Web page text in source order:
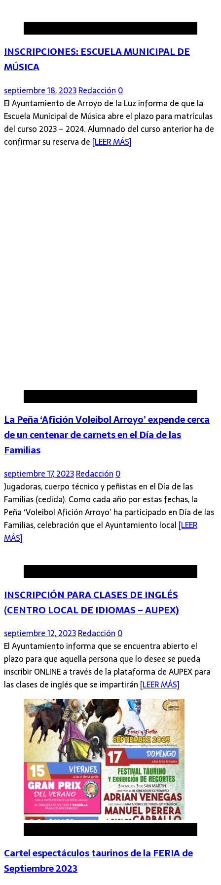
INSCRIPCIONES: ESCUELA MUNICIPAL DE
MÚSICA
septiembre 18, 2023Redacción 0
El Ayuntamiento de Arroyo de la Luz informa de que la
Escuela Municipal de Música abre el plazo para matrículas
del curso 2023 – 2024. Alumnado del curso anterior ha de
confirmar su reserva de [LEER MÁS]
La Peña ‘Afición Voleibol Arroyo’ expende cerca
de un centenar de carnets en el Día de las
Familias
septiembre 17, 2023Redacción 0
Jugadoras, cuerpo técnico y peñistas en el Día de las
Familias (cedida). Como cada año por estas fechas, la
Peña ‘Voleibol Afición Arroyo’ ha participado en Día de las
Familias, celebración que el Ayuntamiento local [LEER
MÁS]
INSCRIPCIÓN PARA CLASES DE INGLÉS
(CENTRO LOCAL DE IDIOMAS – AUPEX)
septiembre 12, 2023Redacción0
El Ayuntamiento informa que se encuentra abierto el
plazo para que aquella persona que lo desee se pueda
inscribir ONLINE a través de la plataforma de AUPEX para
las clases de inglés que se impartirán [LEER MÁS]
Cartel espectáculos taurinos de la FERIA de
Septiembre 2023